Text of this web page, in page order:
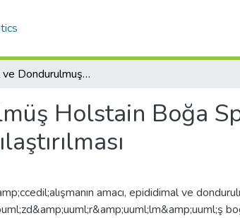
Epididimal ve Dondurulmuş Çözülmüş Holstain Boğa Spermasında Farklı Boyama Yöntemlerinin Karşılaştırılması
Holstain Boğa
amacı, epididimal ve